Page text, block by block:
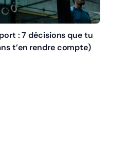
: 7 décisions que tu
t’en rendre compte)